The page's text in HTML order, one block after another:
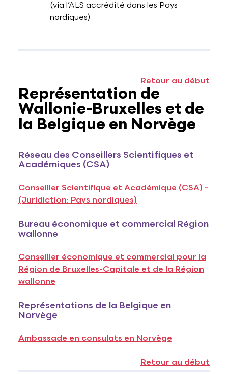
(via l’ALS accrédité dans les Pays
nordiques)
Retour au début
Représentation de
Wallonie-Bruxelles et de
la Belgique en Norvège
Réseau des Conseillers Scientifiques et
Académiques (CSA)
Conseiller Scientifique et Académique (CSA) -
(Juridiction: Pays nordiques)
Bureau économique et commercial Région
wallonne
Conseiller économique et commercial pour la
Région de Bruxelles-Capitale et de la Région
wallonne
Représentations de la Belgique en
Norvège
Ambassade en consulats en Norvège
Retour au début